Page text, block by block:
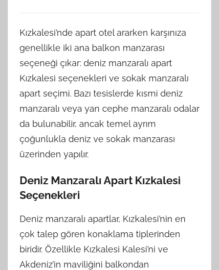
Kızkalesi’nde apart otel ararken karşınıza
genellikle iki ana balkon manzarası
seçeneği çıkar: deniz manzaralı apart
Kızkalesi seçenekleri ve sokak manzaralı
apart seçimi. Bazı tesislerde kısmi deniz
manzaralı veya yan cephe manzaralı odalar
da bulunabilir, ancak temel ayrım
çoğunlukla deniz ve sokak manzarası
üzerinden yapılır.
Deniz Manzaralı Apart Kızkalesi
Seçenekleri
Deniz manzaralı apartlar, Kızkalesi’nin en
çok talep gören konaklama tiplerinden
biridir. Özellikle Kızkalesi Kalesi’ni ve
Akdeniz’in maviliğini balkondan